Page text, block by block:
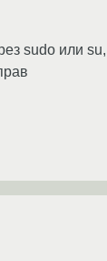
sudo или su,